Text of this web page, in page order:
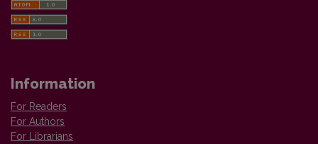
Information
For Readers
For Authors
For Librarians